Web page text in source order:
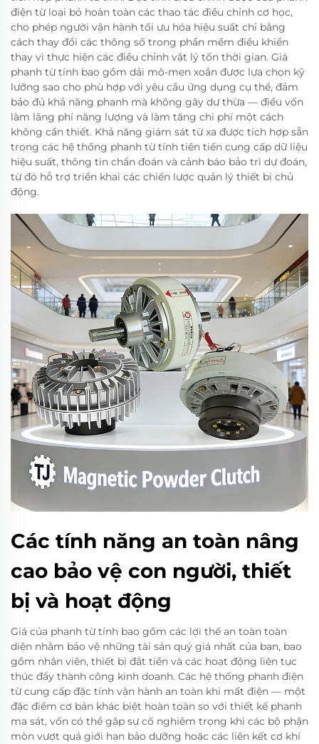
điện từ loại bỏ hoàn toàn các thao tác điều chỉnh cơ học,
cho phép người vận hành tối ưu hóa hiệu suất chỉ bằng
cách thay đổi các thông số trong phần mềm điều khiển
thay vì thực hiện các điều chỉnh vật lý tốn thời gian. Giá
phanh từ tính bao gồm dải mô-men xoắn được lựa chọn kỹ
lưỡng sao cho phù hợp với yêu cầu ứng dụng cụ thể, đảm
bảo đủ khả năng phanh mà không gây dư thừa — điều vốn
làm lãng phí năng lượng và làm tăng chi phí một cách
không cần thiết. Khả năng giám sát từ xa được tích hợp sẵn
trong các hệ thống phanh từ tính tiên tiến cung cấp dữ liệu
hiệu suất, thông tin chẩn đoán và cảnh báo bảo trì dự đoán,
từ đó hỗ trợ triển khai các chiến lược quản lý thiết bị chủ
động.
Các tính năng an toàn nâng
cao bảo vệ con người, thiết
bị và hoạt động
Giá của phanh từ tính bao gồm các lợi thế an toàn toàn
diện nhằm bảo vệ những tài sản quý giá nhất của bạn, bao
gồm nhân viên, thiết bị đắt tiền và các hoạt động liên tục
thúc đẩy thành công kinh doanh. Các hệ thống phanh điện
từ cung cấp đặc tính vận hành an toàn khi mất điện — một
đặc điểm cơ bản khác biệt hoàn toàn so với thiết kế phanh
ma sát, vốn có thể gặp sự cố nghiêm trọng khi các bộ phận
mòn vượt quá giới hạn bảo dưỡng hoặc các liên kết cơ khí